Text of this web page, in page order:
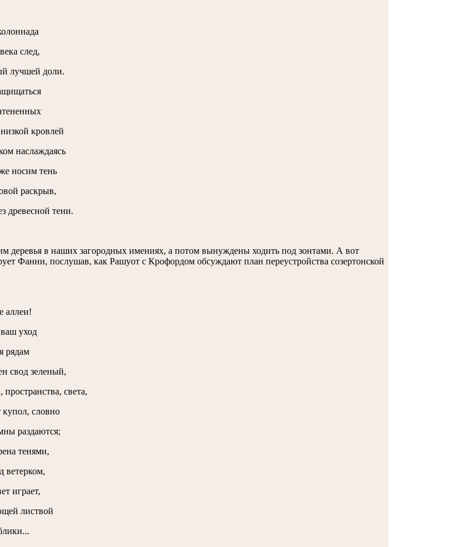
след,
лучшей доли.
кровлей
наслаждаясь
носим тень
раскрыв,
древесной тени.
деревья в наших загородных имениях, а потом вынуждены ходить под зонтами. А вот
Фанни, послушав, как Рашуот с Крофордом обсуждают план переустройства созертонской
аллеи!
уход
рядам
свод зеленый,
света,
купол, словно
раздаются;
тенями,
ветерком,
играет,
листвой